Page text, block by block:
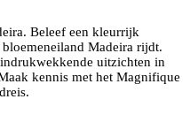
Beleef een kleurrijk
Madeira rijdt.
uitzichten in
kennis met het Magnifique